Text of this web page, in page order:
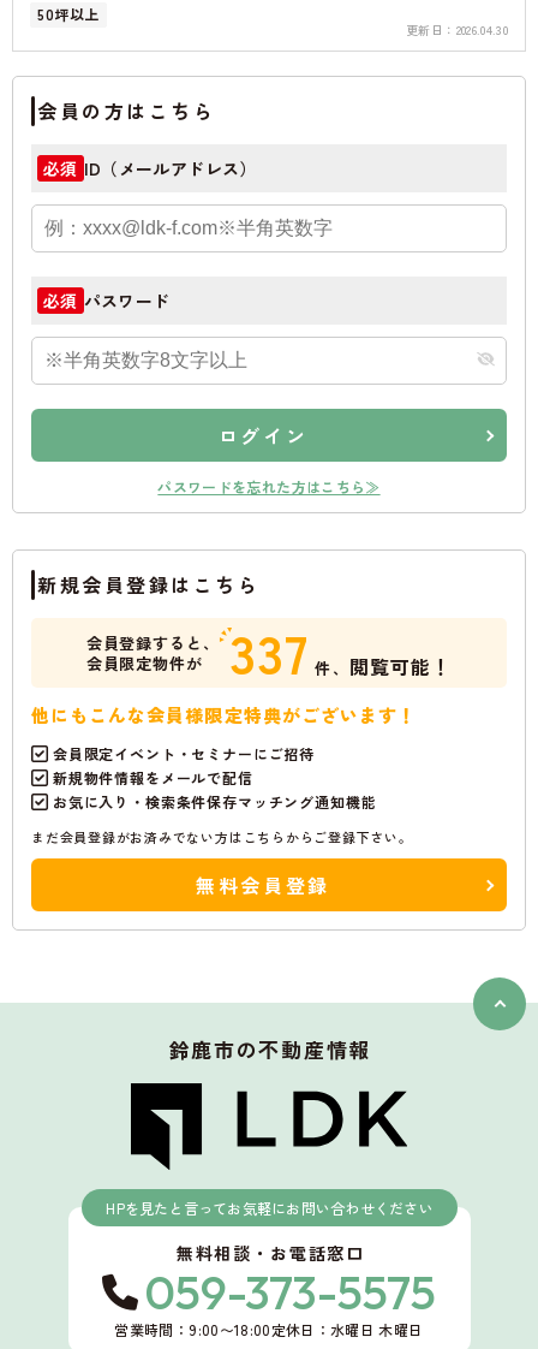
50坪以上
更新日： 2026.04.30
会員の方はこちら
必須 ID（メールアドレス）
必須 パスワード
ログイン
パスワードを忘れた方はこちら≫
新規会員登録はこちら
会員登録すると、
会員限定物件が
337 件、 閲覧可能！
他にもこんな会員様限定特典がございます！
会員限定イベント・セミナーにご招待
新規物件情報をメールで配信
お気に入り・検索条件保存マッチング通知機能
まだ会員登録がお済みでない方はこちらからご登録下さい。
無料会員登録
鈴鹿市の不動産情報
HPを見たと言ってお気軽にお問い合わせください
無料相談・お電話窓口
059-373-5575
営業時間：9:00〜18:00定休日：水曜日 木曜日